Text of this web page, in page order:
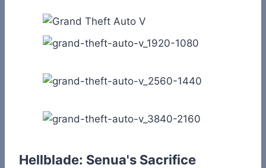
Hellblade: Senua's Sacrifice